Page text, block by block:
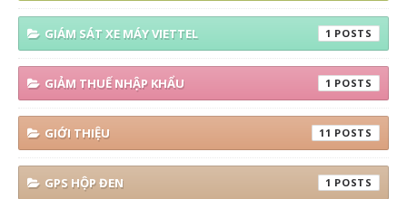
GIÁM SÁT XE MÁY VIETTEL 1
GIẢM THUẾ NHẬP KHẨU 1
GIỚI THIỆU 11
GPS HỘP ĐEN 1